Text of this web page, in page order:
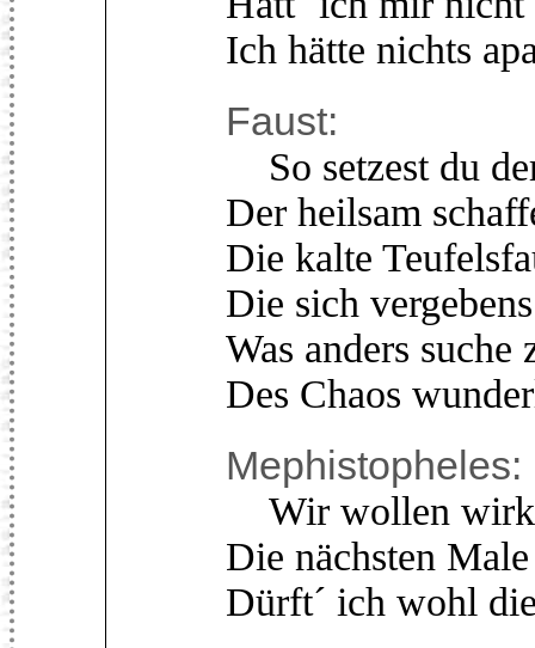
Ich hätte nichts
Faust:
So setzest du
Der heilsam
Die kalte
Die sich
Was anders suche
Des Chaos
Mephistopheles:
Wir wollen
Die nächsten
Dürft´ ich wohl